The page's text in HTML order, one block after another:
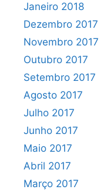
Janeiro 2018
Dezembro 2017
Novembro 2017
Outubro 2017
Setembro 2017
Agosto 2017
Julho 2017
Junho 2017
Maio 2017
Abril 2017
Março 2017